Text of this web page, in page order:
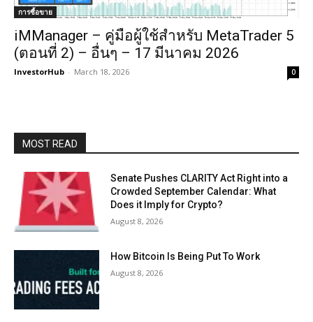
การซื้อขาย
iMManager – คู่มือผู้ใช้สำหรับ MetaTrader 5
(ตอนที่ 2) – อื่นๆ – 17 มีนาคม 2026
InvestorHub - March 18, 2026 0
MOST READ
Senate Pushes CLARITY Act Right into a
Crowded September Calendar: What
Does it Imply for Crypto?
August 8, 2026
How Bitcoin Is Being Put To Work
August 8, 2026